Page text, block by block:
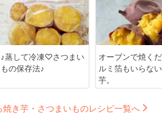
♪蒸して冷凍♡さつまい
もの保存法♪
オーブンで焼く
ルミ箔もいらな
芋。
焼き芋・さつまいものレシピ一覧へ